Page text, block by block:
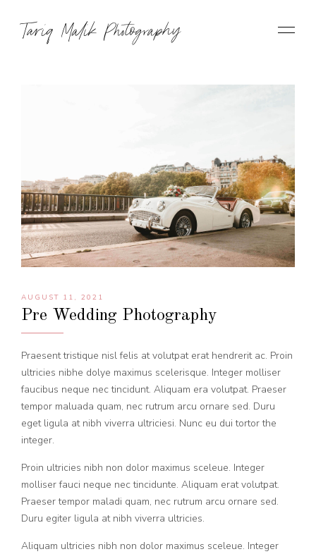
Tariq Malik Photography
AUGUST 11, 2021
Pre Wedding Photography
Praesent tristique nisl felis at volutpat erat hendrerit ac. Proin
ultricies nibhe dolye maximus scelerisque. Integer molliser
faucibus neque nec tincidunt. Aliquam era volutpat. Praeser
tempor maluada quam, nec rutrum arcu ornare sed. Duru
eget ligula at nibh viverra ultriciesi. Nunc eu dui tortor the
integer.
Proin ultricies nibh non dolor maximus sceleue. Integer
molliser fauci neque nec tincidunte. Aliquam erat volutpat.
Praeser tempor maladi quam, nec rutrum arcu ornare sed.
Duru egiter ligula at nibh viverra ultricies.
Aliquam ultricies nibh non dolor maximus sceleue. Integer